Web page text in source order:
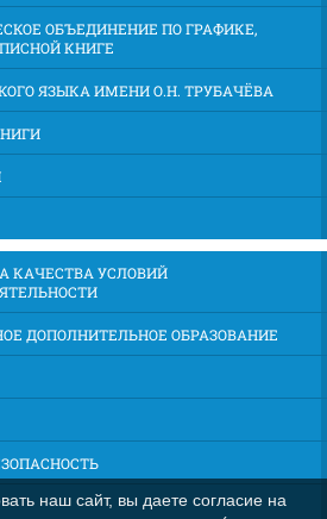
ОБЪЕДИНЕНИЕ ПО ГРАФИКЕ,
КНИГЕ
ЯЗЫКА ИМЕНИ О.Н. ТРУБАЧЁВА
КАЧЕСТВА УСЛОВИЙ
ДОПОЛНИТЕЛЬНОЕ ОБРАЗОВАНИЕ
наш сайт, вы даете согласие на